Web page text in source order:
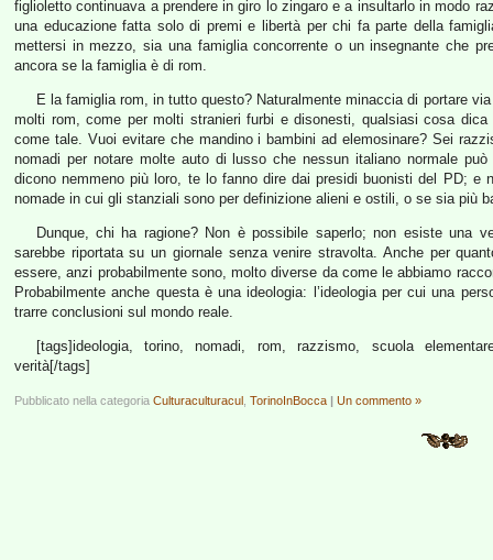
figlioletto continuava a prendere in giro lo zingaro e a insultarlo in modo
una educazione fatta solo di premi e libertà per chi fa parte della
mettersi in mezzo, sia una famiglia concorrente o un insegnante che
ancora se la famiglia è di rom.
E la famiglia rom, in tutto questo? Naturalmente minaccia di portare
molti rom, come per molti stranieri furbi e disonesti, qualsiasi cosa
come tale. Vuoi evitare che mandino i bambini ad elemosinare? Sei
nomadi per notare molte auto di lusso che nessun italiano normale
dicono nemmeno più loro, te lo fanno dire dai presidi buonisti del PD; e
nomade in cui gli stanziali sono per definizione alieni e ostili, o se sia più
Dunque, chi ha ragione? Non è possibile saperlo; non esiste una
sarebbe riportata su un giornale senza venire stravolta. Anche per
essere, anzi probabilmente sono, molto diverse da come le abbiamo
Probabilmente anche questa è una ideologia: l’ideologia per cui una
trarre conclusioni sul mondo reale.
[tags]ideologia, torino, nomadi, rom, razzismo, scuola
verità[/tags]
Pubblicato nella categoria Culturaculturacul TorinoInBocca | Un commento »